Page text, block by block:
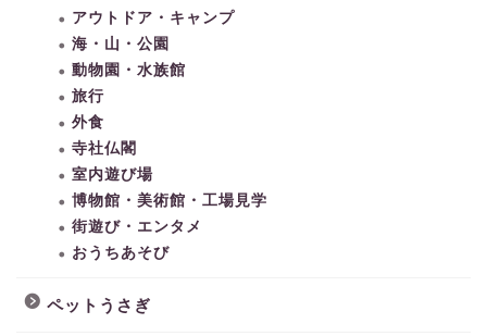
アウトドア・キャンプ
海・山・公園
動物園・水族館
旅行
外食
寺社仏閣
室内遊び場
博物館・美術館・工場見学
街遊び・エンタメ
おうちあそび
ペットうさぎ